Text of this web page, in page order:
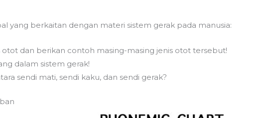
yang berkaitan dengan materi sistem gerak pada manusia:
otot dan berikan contoh masing-masing jenis otot tersebut!
dalam sistem gerak!
sendi mati, sendi kaku, dan sendi gerak?